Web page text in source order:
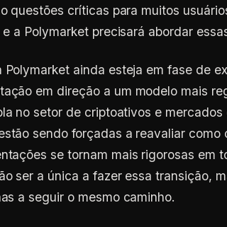
questões críticas para muitos
e a Polymarket precisará abordar
Polymarket ainda esteja em fase de
em direção a um modelo mais
no setor de criptoativos e
sendo forçadas a reavaliar como
se tornam mais rigorosas em
ser a única a fazer essa transição,
a seguir o mesmo caminho.